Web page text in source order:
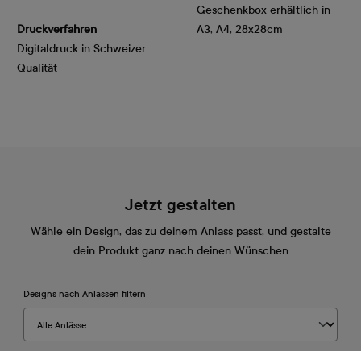
Druckverfahren
Digitaldruck in Schweizer
Qualität
Geschenkbox erhältlich in
A3, A4, 28x28cm
Jetzt gestalten
Wähle ein Design, das zu deinem Anlass passt, und gestalte
dein Produkt ganz nach deinen Wünschen
Designs nach Anlässen filtern